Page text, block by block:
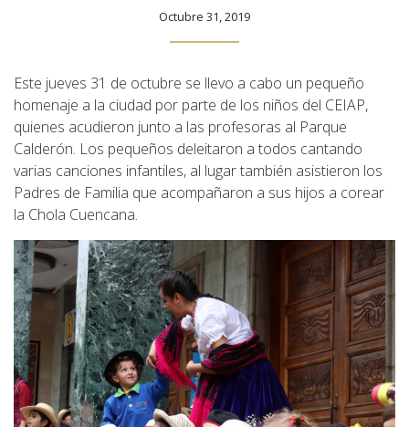
Octubre 31, 2019
Este jueves 31 de octubre se llevo a cabo un pequeño
homenaje a la ciudad por parte de los niños del CEIAP,
quienes acudieron junto a las profesoras al Parque
Calderón. Los pequeños deleitaron a todos cantando
varias canciones infantiles, al lugar también asistieron los
Padres de Familia que acompañaron a sus hijos a corear
la Chola Cuencana.